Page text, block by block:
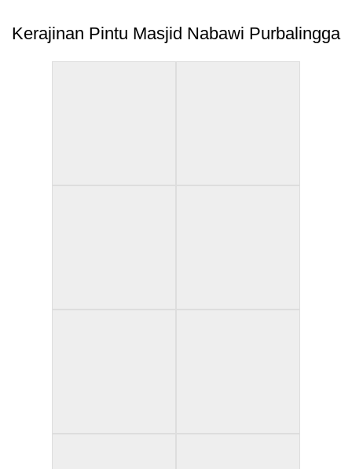
Kerajinan Pintu Masjid Nabawi Purbalingga